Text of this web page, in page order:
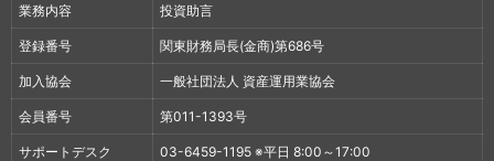
業務内容 投資助言
登録番号 関東財務局長(金商)第686号
加入協会 一般社団法人 資産運用業協会
会員番号 第011-1393号
サポートデスク 03-6459-1195 ※平日 8:00～17:00